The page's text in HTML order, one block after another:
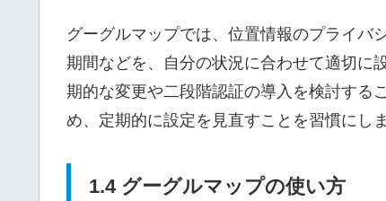
グーグルマップでは、位置情報のプライバ
期間などを、自分の状況に合わせて適切に
期的な変更や二段階認証の導入を検討する
め、定期的に設定を見直すことを習慣にし
1.4 グーグルマップの使い方